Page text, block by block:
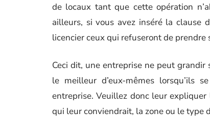
de locaux tant que cette opération
ailleurs, si vous avez inséré la clause
licencier ceux qui refuseront de prendre
Ceci dit, une entreprise ne peut
le meilleur d’eux-mêmes lorsqu’ils
entreprise. Veuillez donc leur
qui leur conviendrait, la zone ou le type